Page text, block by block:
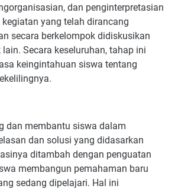
dan penginterpretasian
yang telah dirancang
secara berkelompok didiskusikan
Secara keseluruhan, tahap ini
keingintahuan siswa tentang
dan membantu siswa dalam
dan solusi yang didasarkan
ditambah dengan penguatan
membangun pemahaman baru
sedang dipelajari. Hal ini